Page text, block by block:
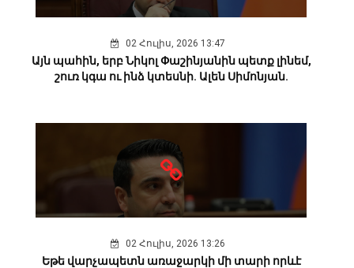
02 Հուլիս, 2026 13:47
Այն պահին, երբ Նիկոլ Փաշինյանին պետք լինեմ,
շուռ կգա ու ինձ կտեսնի. Ալեն Սիմոնյան.
02 Հուլիս, 2026 13:26
Եթե վարչապետն առաջարկի մի տարի որևէ